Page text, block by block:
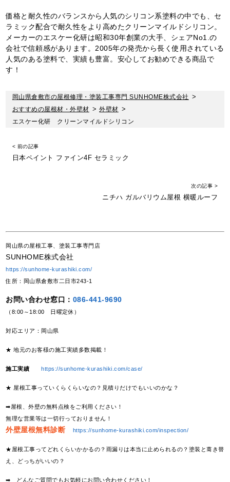
価格と耐久性のバランスから人気のシリコン系塗料の中でも、セ
ラミック配合で耐久性をより高めたクリーンマイルドシリコン。
メーカーのエスケー化研は昭和30年創業の大手、シェアNo1.の
会社で信頼感があります。2005年の発売から長く使用されている
人気のある塗料で、実績も豊富。安心してお勧めできる商品で
す！
岡山県倉敷市の屋根修理・塗装工事専門 SUNHOME株式会社 >
おすすめの屋根材・外壁材 >外壁材 >
エスケー化研 クリーンマイルドシリコン
< 前の記事
日本ペイント ファイン4F セラミック
次の記事 >
ニチハ ガルバリウム屋根 横暖ルーフ
岡山県の屋根工事、塗装工事専門店
SUNHOME株式会社
https://sunhome-kurashiki.com/
住所：岡山県倉敷市二日市243-1
お問い合わせ窓口： 086-441-9690
（8:00～18:00 日曜定休）
対応エリア：岡山県
★ 地元のお客様の施工実績多数掲載！
施工実績 https://sunhome-kurashiki.com/case/
★ 屋根工事っていくらくらいなの？見積りだけでもいいのかな？
➡屋根、外壁の無料点検をご利用ください！
無理な営業等は一切行っておりません！
外壁屋根無料診断 https://sunhome-kurashiki.com/inspection/
★屋根工事ってどれくらいかかるの？雨漏りは本当に止められるの？塗装と葺き替
え、どっちがいいの？
➡ どんなご質問でもお気軽にお問い合わせください！